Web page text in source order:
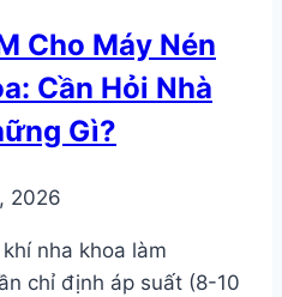
Cho Máy Nén
Cần Hỏi Nhà
Gì?
2026
nha khoa làm
chỉ định áp suất (8-10